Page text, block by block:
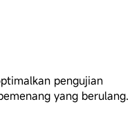
pengujian
yang berulang.